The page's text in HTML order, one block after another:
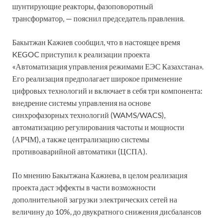
шунтирующие реакторы, фазоповоротный
трансформатор, — пояснил председатель правления.
Бакытжан Кажиев сообщил, что в настоящее время
KEGOC приступил к реализации проекта
«Автоматизация управления режимами ЕЭС Казахстана».
Его реализация предполагает широкое применение
цифровых технологий и включает в себя три компонента:
внедрение системы управления на основе
синхрофазорных технологий (WAMS/WACS),
автоматизацию регулирования частоты и мощности
(АРЧМ), а также централизацию системы
противоаварийной автоматики (ЦСПА).
По мнению Бакытжана Кажиева, в целом реализация
проекта даст эффекты в части возможности
дополнительной загрузки электрических сетей на
величину до 10%, до двукратного снижения дисбалансов